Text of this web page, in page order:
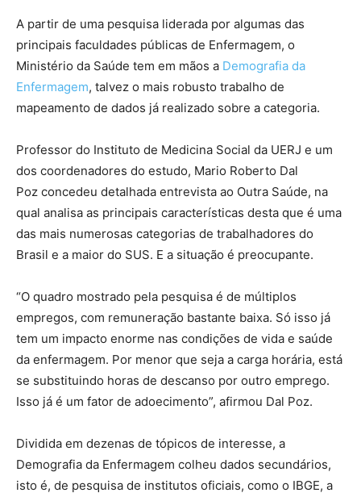
A partir de uma pesquisa liderada por algumas das
principais faculdades públicas de Enfermagem, o
Ministério da Saúde tem em mãos a Demografia da
Enfermagem, talvez o mais robusto trabalho de
mapeamento de dados já realizado sobre a categoria.
Professor do Instituto de Medicina Social da UERJ e um
dos coordenadores do estudo, Mario Roberto Dal
Poz concedeu detalhada entrevista ao Outra Saúde, na
qual analisa as principais características desta que é uma
das mais numerosas categorias de trabalhadores do
Brasil e a maior do SUS. E a situação é preocupante.
“O quadro mostrado pela pesquisa é de múltiplos
empregos, com remuneração bastante baixa. Só isso já
tem um impacto enorme nas condições de vida e saúde
da enfermagem. Por menor que seja a carga horária, está
se substituindo horas de descanso por outro emprego.
Isso já é um fator de adoecimento”, afirmou Dal Poz.
Dividida em dezenas de tópicos de interesse, a
Demografia da Enfermagem colheu dados secundários,
isto é, de pesquisa de institutos oficiais, como o IBGE, a